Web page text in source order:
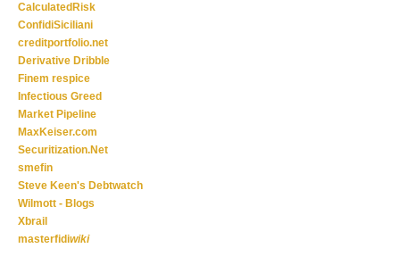
CalculatedRisk
ConfidiSiciliani
creditportfolio.net
Derivative Dribble
Finem respice
Infectious Greed
Market Pipeline
MaxKeiser.com
Securitization.Net
smefin
Steve Keen's Debtwatch
Wilmott - Blogs
Xbrail
masterfidiwiki